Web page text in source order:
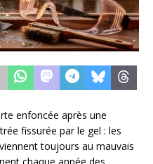
enfoncée après une
fissurée par le gel : les
toujours au mauvais
chaque année des